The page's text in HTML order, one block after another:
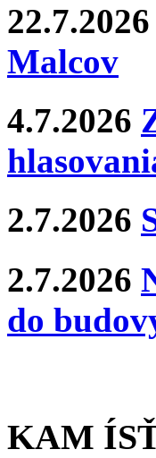
22.7.2026
Malcov
4.7.2026
2.7.2026
2.7.2026
do
KAM